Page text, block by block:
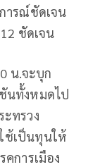
ารณ์ชัดเจน
ชัดเจน
น.จะบุก
นทั้งหมดไป
ทรวง
ช้เป็นทุนให้
การเมือง